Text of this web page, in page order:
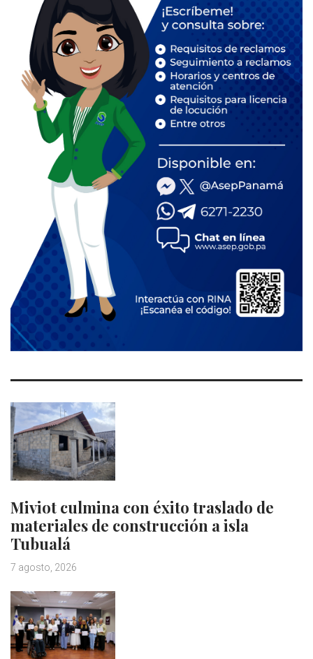
Miviot culmina con éxito traslado de
materiales de construcción a isla
Tubualá
7 agosto, 2026